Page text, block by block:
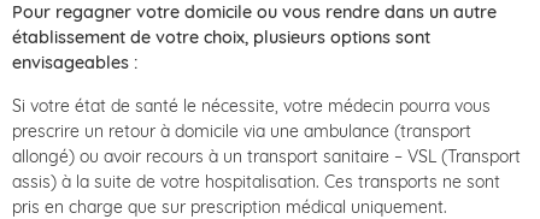
Pour regagner votre domicile ou vous rendre dans un autre
établissement de votre choix, plusieurs options sont
envisageables :
Si votre état de santé le nécessite, votre médecin pourra vous
prescrire un retour à domicile via une ambulance (transport
allongé) ou avoir recours à un transport sanitaire – VSL (Transport
assis) à la suite de votre hospitalisation. Ces transports ne sont
pris en charge que sur prescription médical uniquement.